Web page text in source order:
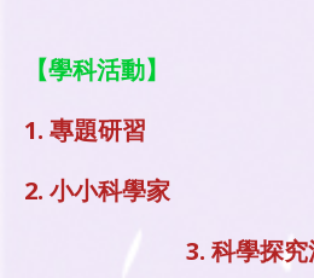
【學科活動】
1. 專題研習
2. 小小科學家
3. 科學探